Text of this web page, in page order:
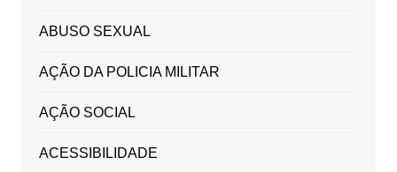
ABUSO SEXUAL
AÇÃO DA POLICIA MILITAR
AÇÃO SOCIAL
ACESSIBILIDADE